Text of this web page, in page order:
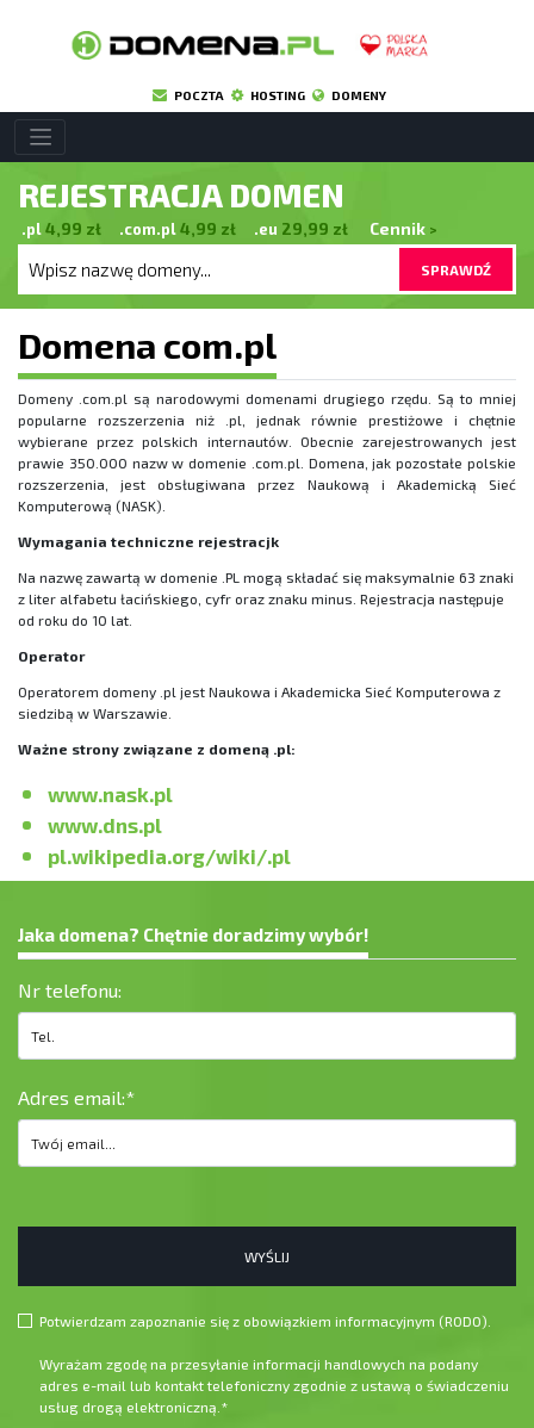
POCZTA HOSTING DOMENY
REJESTRACJA DOMEN
.pl4,99 zł .com.pl4,99 zł .eu 29,99 zł Cennik >
SPRAWDŹ
Domena com.pl
Domeny .com.pl są narodowymi domenami drugiego rzędu. Są to mniej
popularne rozszerzenia niż .pl, jednak równie prestiżowe i chętnie
wybierane przez polskich internautów. Obecnie zarejestrowanych jest
prawie 350.000 nazw w domenie .com.pl. Domena, jak pozostałe polskie
rozszerzenia, jest obsługiwana przez Naukową i Akademicką Sieć
Komputerową (NASK).
Wymagania techniczne rejestracjk
Na nazwę zawartą w domenie .PL mogą składać się maksymalnie 63 znaki
z liter alfabetu łacińskiego, cyfr oraz znaku minus. Rejestracja następuje
od roku do 10 lat.
Operator
Operatorem domeny .pl jest Naukowa i Akademicka Sieć Komputerowa z
siedzibą w Warszawie.
Ważne strony związane z domeną .pl:
www.nask.pl
www.dns.pl
pl.wikipedia.org/wiki/.pl
Jaka domena? Chętnie doradzimy wybór!
Nr telefonu:
Adres email:*
WYŚLIJ
Potwierdzam zapoznanie się z obowiązkiem informacyjnym (RODO).
Wyrażam zgodę na przesyłanie informacji handlowych na podany
adres e-mail lub kontakt telefoniczny zgodnie z ustawą o świadczeniu
usług drogą elektroniczną. *